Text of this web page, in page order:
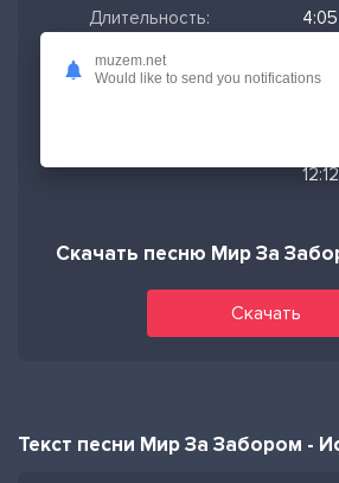
Длительность:
4:05
Размер файла:
12:12
Скачать песню Мир За
Скачать
Текст песни Мир За Забором -
muzem.net
Would like to send you notifications